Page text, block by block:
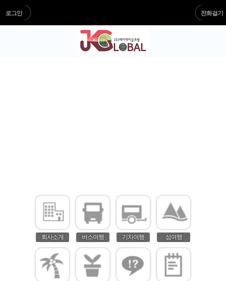
로그인 전화걸기
회사소개 버스여행 기차여행 섬여행